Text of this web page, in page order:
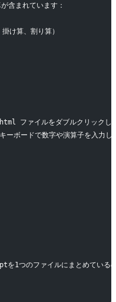
含まれています：
け算、割り算）
ファイルをダブルクリックし
ボードで数字や演算子を入力し
を1つのファイルにまとめている